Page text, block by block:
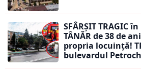
SFÂRȘIT TRAGIC
TÂNĂR de 38 de
propria locuință!
bulevardul